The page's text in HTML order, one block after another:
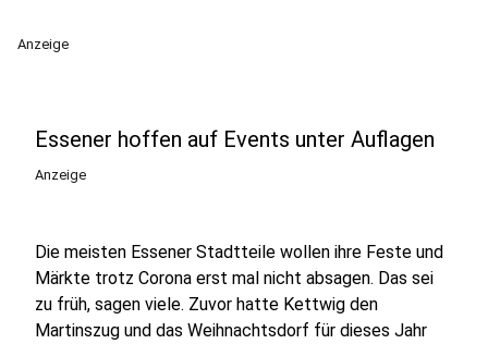
Anzeige
Essener hoffen auf Events unter Auflagen
Anzeige
Die meisten Essener Stadtteile wollen ihre Feste und
Märkte trotz Corona erst mal nicht absagen. Das sei
zu früh, sagen viele. Zuvor hatte Kettwig den
Martinszug und das Weihnachtsdorf für dieses Jahr